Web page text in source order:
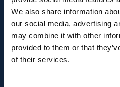
We also share information
our social media, advertising
may combine it with other
provided to them or that
of their services.
INNOVACIÓN Y
IDEA